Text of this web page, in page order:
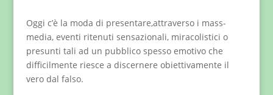
Oggi c’è la moda di presentare,attraverso i mass-
media, eventi ritenuti sensazionali, miracolistici o
presunti tali ad un pubblico spesso emotivo che
difficilmente riesce a discernere obiettivamente il
vero dal falso.